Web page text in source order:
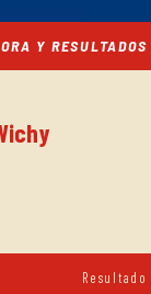
Y RESULTADOS
Resultado